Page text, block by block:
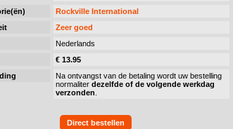
Rockville International
Zeer goed
Nederlands
€ 13.95
Na ontvangst van de betaling wordt uw bestelling
normaliter dezelfde of de volgende werkdag
verzonden
Direct bestellen